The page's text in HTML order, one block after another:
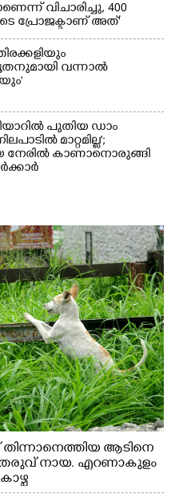
വിചാരിച്ചു, 400
പ്രോജക്ടാണ് അത്'
വന്നാൽ
'
പുതിയ ഡാം
മാറ്റമില്ല';
നേരിൽ കാണാനൊരുങ്ങി
തിന്നാനെത്തിയ ആടിനെ
നായ. എറണാകുളം